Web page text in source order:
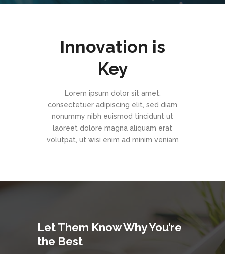
Innovation is
Key
Lorem ipsum dolor sit amet,
consectetuer adipiscing elit, sed diam
nonummy nibh euismod tincidunt ut
laoreet dolore magna aliquam erat
volutpat, ut wisi enim ad minim veniam
Let Them Know Why You’re
the Best